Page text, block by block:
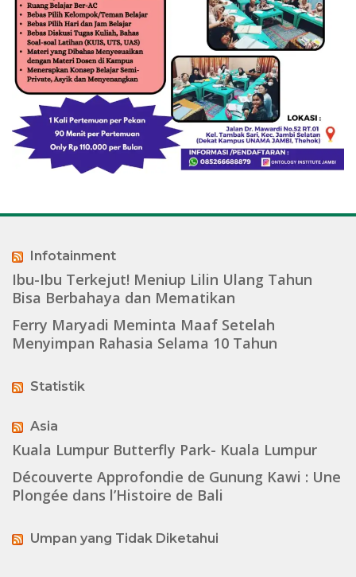
Infotainment
Ibu-Ibu Terkejut! Meniup Lilin Ulang Tahun
Bisa Berbahaya dan Mematikan
Ferry Maryadi Meminta Maaf Setelah
Menyimpan Rahasia Selama 10 Tahun
Statistik
Asia
Kuala Lumpur Butterfly Park- Kuala Lumpur
Découverte Approfondie de Gunung Kawi : Une
Plongée dans l’Histoire de Bali
Umpan yang Tidak Diketahui